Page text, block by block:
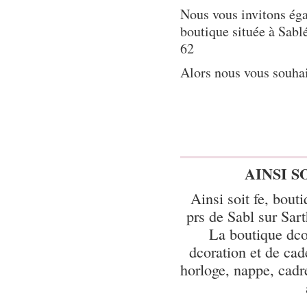
Nous vous invitons
boutique située à
62
Alors nous vous
AINSI
Ainsi soit fe,
prs de Sabl sur
La boutique
dcoration et de
horloge, nappe,